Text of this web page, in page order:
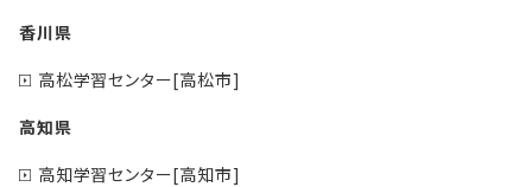
香川県
高松学習センター[高松市]
高知県
高知学習センター[高知市]